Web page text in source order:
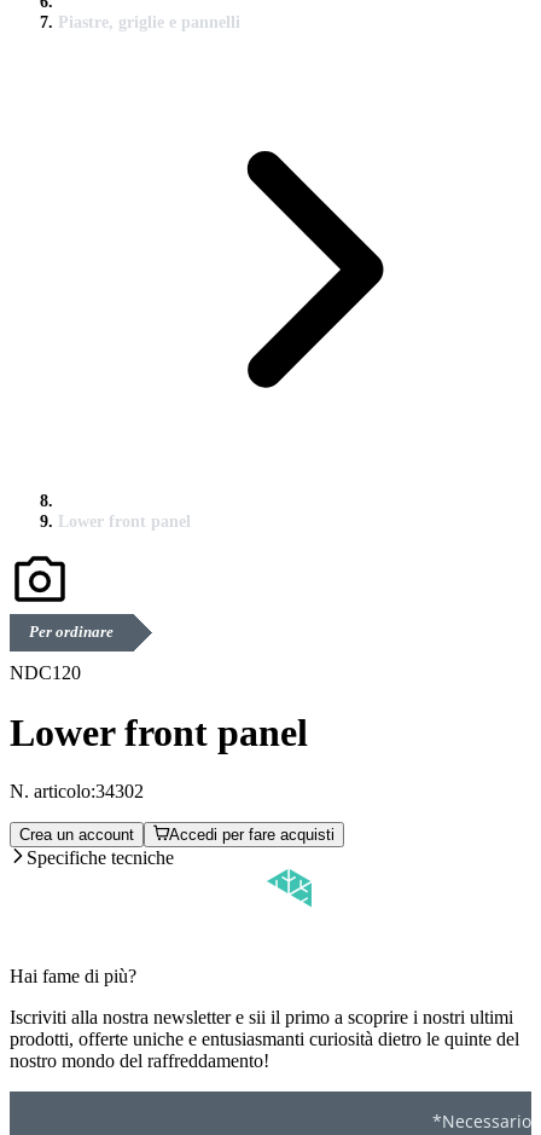
Piastre, griglie e pannelli
Lower front panel
Per ordinare
NDC120
Lower front panel
N. articolo:34302
Crea un account Accedi per fare acquisti
Specifiche tecniche
Hai fame di più?
Iscriviti alla nostra newsletter e sii il primo a scoprire i nostri ultimi
prodotti, offerte uniche e entusiasmanti curiosità dietro le quinte del
nostro mondo del raffreddamento!
*Necessario